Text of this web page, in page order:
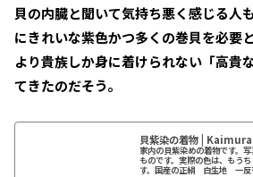
貝の内臓と聞いて気持ち悪く感じる人
にきれいな紫色かつ多くの巻貝を必要
より貴族しか身に着けられない「高貴
てきたのだそう。
貝紫染の着物 |
家内の貝紫染めの着物です。
ものです。実際の色は、もう
す。国産の正絹 白生地 一反